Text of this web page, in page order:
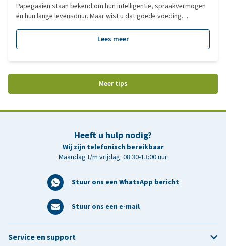
Papegaaien staan bekend om hun intelligentie, spraakvermogen
én hun lange levensduur. Maar wist u dat goede voeding
papegaaienleven? Veel gezondheidsproblemen bij papegaaien
worden veroorzaakt door jarenlange voedingstekorten. Die
deze blog leest u waar een goed papegaaienmenu aan moet
voldoen, waarom gemengd voer risico’s met zich meebrengt en
wat u vooral niet moet geven.
Lees meer
Meer tips
Heeft u hulp nodig?
Wij zijn telefonisch bereikbaar
Maandag t/m vrijdag: 08:30-13:00 uur
Stuur ons een WhatsApp bericht
Stuur ons een e-mail
Service en support